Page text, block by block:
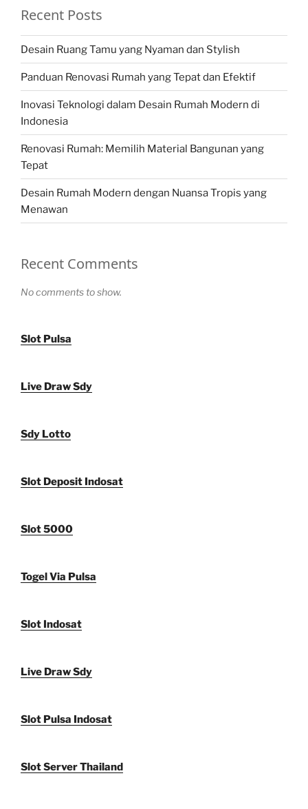
Recent Posts
Desain Ruang Tamu yang Nyaman dan Stylish
Panduan Renovasi Rumah yang Tepat dan Efektif
Inovasi Teknologi dalam Desain Rumah Modern di
Indonesia
Renovasi Rumah: Memilih Material Bangunan yang
Tepat
Desain Rumah Modern dengan Nuansa Tropis yang
Menawan
Recent Comments
No comments to show.
Slot Pulsa
Live Draw Sdy
Sdy Lotto
Slot Deposit Indosat
Slot 5000
Togel Via Pulsa
Slot Indosat
Live Draw Sdy
Slot Pulsa Indosat
Slot Server Thailand